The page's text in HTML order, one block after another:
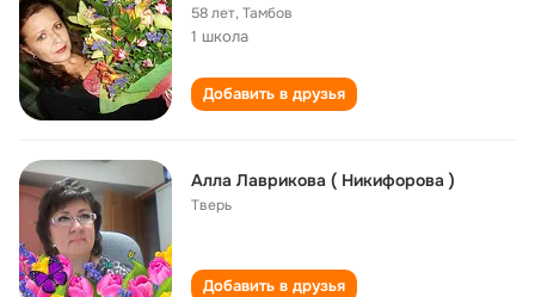
58 лет,Тамбов
1 школа
Добавить в друзья
Алла Лаврикова ( Никифорова )
Тверь
Добавить в друзья